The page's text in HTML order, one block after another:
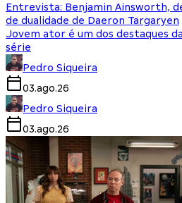
Entrevista: Benjamin Ainsworth,
de dualidade de Daeron Targaryen
Jovem ator é um dos destaques
série
Pedro Siqueira
03.ago.26
Pedro Siqueira
03.ago.26